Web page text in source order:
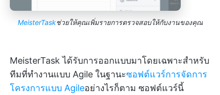
MeisterTaskช่วยให้คุณเพิ่มรายการตรวจสอบให้กับงานของคุณ
MeisterTask ได้รับการออกแบบมาโดยเฉพาะสำหรับ
ทีมที่ทำงานแบบ Agile ในฐานะซอฟต์แวร์การจัดการ
โครงการแบบ Agileอย่างไรก็ตาม ซอฟต์แวร์นี้